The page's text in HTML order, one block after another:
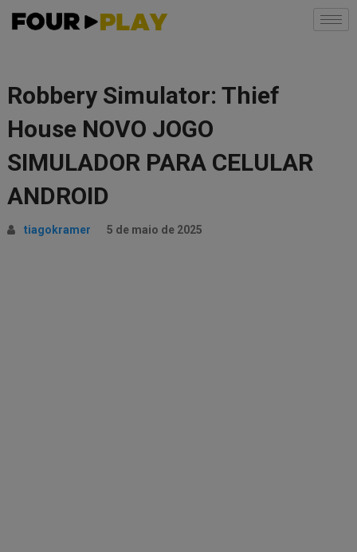
Robbery Simulator: Thief
House NOVO JOGO
SIMULADOR PARA CELULAR
ANDROID
tiagokramer 5 de maio de 2025